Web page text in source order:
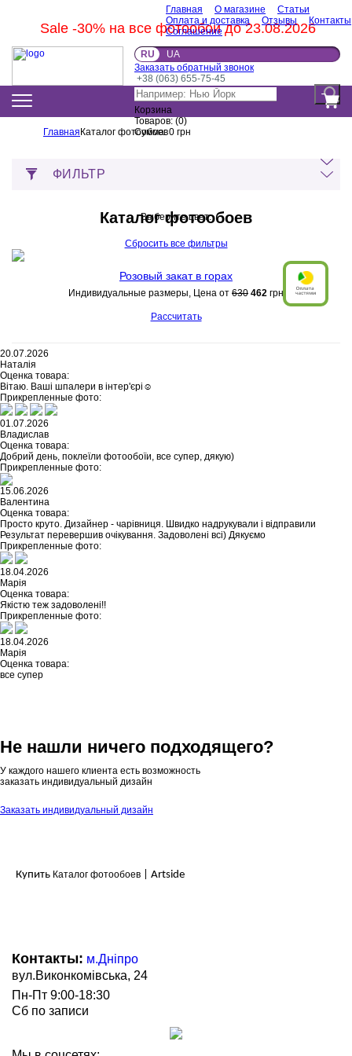
Sale -30% на все фотообои до 23.08.2026
Главная О магазине
Статьи
Оплата и доставка
Отзывы
Контакты
Соглашение
RU
UA
Заказать обратный звонок
+38 (063) 655-75-45
Корзина
Товаров: (0)
Сумма: 0 грн
Главная Каталог фотообоев
ФИЛЬТР
Каталог фотообоев
Выберите цвет:
Сбросить все фильтры
Розовый закат в горах
Индивидуальные размеры, Цена от 630 462 грн
Рассчитать
20.07.2026
Наталія
Оценка товара:
Вітаю. Ваші шпалери в інтер'єрі☺️
Прикрепленные фото:
01.07.2026
Владислав
Оценка товара:
Добрий день, поклеїли фотообоїи, все супер, дякую)
Прикрепленные фото:
15.06.2026
Валентина
Оценка товара:
Просто круто. Дизайнер - чарівниця. Швидко надрукували і відправили
Результат перевершив очікування. Задоволені всі) Дякуємо
Прикрепленные фото:
18.04.2026
Марія
Оценка товара:
Якістю теж задоволені!!
Прикрепленные фото:
18.04.2026
Марія
Оценка товара:
все супер
Не нашли ничего подходящего?
У каждого нашего клиента есть возможность
заказать индивидуальный дизайн
Заказать индивидуальный дизайн
Купить Каталог фотообоев | Artside
Контакты: м.Дніпро
вул.Виконкомівська, 24
Пн-Пт 9:00-18:30
Сб по записи